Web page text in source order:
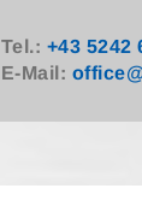
Tel.: +43 5242
E-Mail: